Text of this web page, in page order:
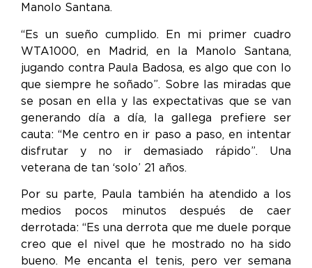
Manolo Santana.
“Es un sueño cumplido. En mi primer cuadro
WTA1000, en Madrid, en la Manolo Santana,
jugando contra Paula Badosa, es algo que con lo
que siempre he soñado”. Sobre las miradas que
se posan en ella y las expectativas que se van
generando día a día, la gallega prefiere ser
cauta: “Me centro en ir paso a paso, en intentar
disfrutar y no ir demasiado rápido”. Una
veterana de tan ‘solo’ 21 años.
Por su parte, Paula también ha atendido a los
medios pocos minutos después de caer
derrotada: “Es una derrota que me duele porque
creo que el nivel que he mostrado no ha sido
bueno. Me encanta el tenis, pero ver semana